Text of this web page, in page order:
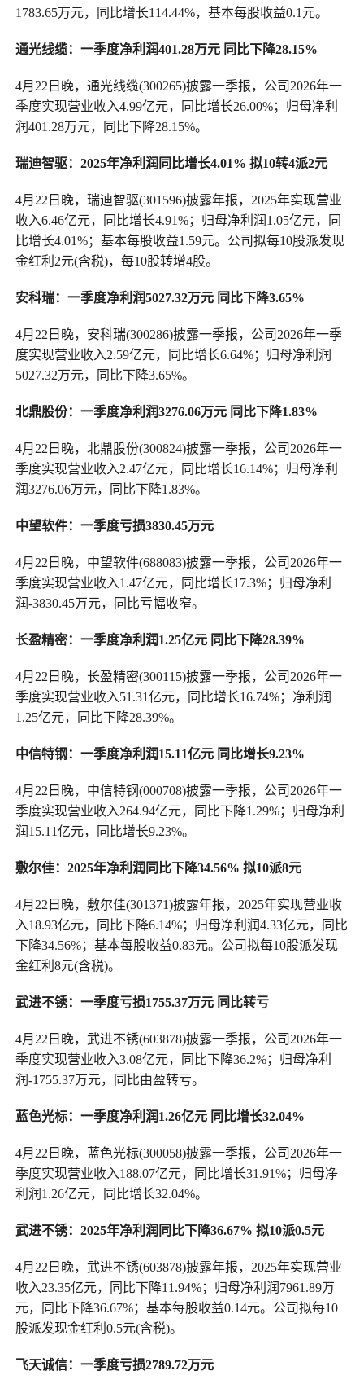
1783.65万元，同比增长114.44%，基本每股收益0.1元。
通光线缆：一季度净利润401.28万元 同比下降28.15%
4月22日晚，通光线缆(300265)披露一季报，公司2026年一
季度实现营业收入4.99亿元，同比增长26.00%；归母净利
润401.28万元，同比下降28.15%。
瑞迪智驱：2025年净利润同比增长4.01% 拟10转4派2元
4月22日晚，瑞迪智驱(301596)披露年报，2025年实现营业
收入6.46亿元，同比增长4.91%；归母净利润1.05亿元，同
比增长4.01%；基本每股收益1.59元。公司拟每10股派发现
金红利2元(含税)，每10股转增4股。
安科瑞：一季度净利润5027.32万元 同比下降3.65%
4月22日晚，安科瑞(300286)披露一季报，公司2026年一季
度实现营业收入2.59亿元，同比增长6.64%；归母净利润
5027.32万元，同比下降3.65%。
北鼎股份：一季度净利润3276.06万元 同比下降1.83%
4月22日晚，北鼎股份(300824)披露一季报，公司2026年一
季度实现营业收入2.47亿元，同比增长16.14%；归母净利
润3276.06万元，同比下降1.83%。
中望软件：一季度亏损3830.45万元
4月22日晚，中望软件(688083)披露一季报，公司2026年一
季度实现营业收入1.47亿元，同比增长17.3%；归母净利
润-3830.45万元，同比亏幅收窄。
长盈精密：一季度净利润1.25亿元 同比下降28.39%
4月22日晚，长盈精密(300115)披露一季报，公司2026年一
季度实现营业收入51.31亿元，同比增长16.74%；净利润
1.25亿元，同比下降28.39%。
中信特钢：一季度净利润15.11亿元 同比增长9.23%
4月22日晚，中信特钢(000708)披露一季报，公司2026年一
季度实现营业收入264.94亿元，同比下降1.29%；归母净利
润15.11亿元，同比增长9.23%。
敷尔佳：2025年净利润同比下降34.56% 拟10派8元
4月22日晚，敷尔佳(301371)披露年报，2025年实现营业收
入18.93亿元，同比下降6.14%；归母净利润4.33亿元，同比
下降34.56%；基本每股收益0.83元。公司拟每10股派发现
金红利8元(含税)。
武进不锈：一季度亏损1755.37万元 同比转亏
4月22日晚，武进不锈(603878)披露一季报，公司2026年一
季度实现营业收入3.08亿元，同比下降36.2%；归母净利
润-1755.37万元，同比由盈转亏。
蓝色光标：一季度净利润1.26亿元 同比增长32.04%
4月22日晚，蓝色光标(300058)披露一季报，公司2026年一
季度实现营业收入188.07亿元，同比增长31.91%；归母净
利润1.26亿元，同比增长32.04%。
武进不锈：2025年净利润同比下降36.67% 拟10派0.5元
4月22日晚，武进不锈(603878)披露年报，2025年实现营业
收入23.35亿元，同比下降11.94%；归母净利润7961.89万
元，同比下降36.67%；基本每股收益0.14元。公司拟每10
股派发现金红利0.5元(含税)。
飞天诚信：一季度亏损2789.72万元